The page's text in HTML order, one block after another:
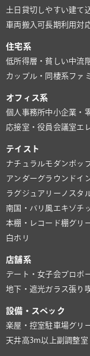
土日貸切しやすい建て
車両搬入可長期利用対
住宅系
低所得層・貧しい中流
カップル・同棲系ファ
オフィス系
個人事務所中小企業・
応接室・役員会議室 エ
テイスト
ナチュラルモダンポッ
アンダーグラウンド イ
ラグジュアリー ノスタ
南国・バリ風 エキゾチ
本棚・レコード棚グリ
白ホリ
店舗系
デート・女子会プロポ
地下・遮光ガラス張り
設備・スペック
楽屋・控室駐車場グリ
天井高3m以上副調整室